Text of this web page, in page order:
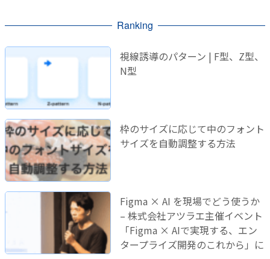
Ranking
視線誘導のパターン | F型、Z型、
N型
枠のサイズに応じて中のフォント
サイズを自動調整する方法
Figma × AI を現場でどう使うか
– 株式会社アツラエ主催イベント
「Figma × AIで実現する、エン
タープライズ開発のこれから」に